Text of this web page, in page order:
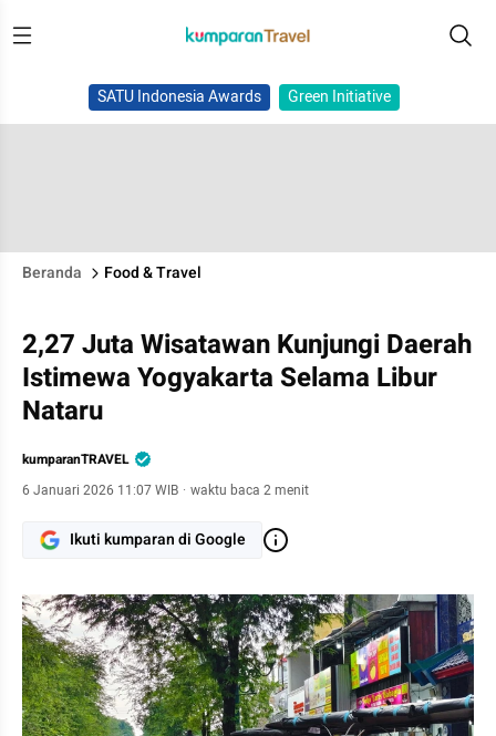
SATU Indonesia Awards Green Initiative
Beranda Food & Travel
2,27 Juta Wisatawan Kunjungi Daerah
Istimewa Yogyakarta Selama Libur
Nataru
kumparanTRAVEL
6 Januari 2026 11:07 WIB · waktu baca 2 menit
Ikuti kumparan di Google